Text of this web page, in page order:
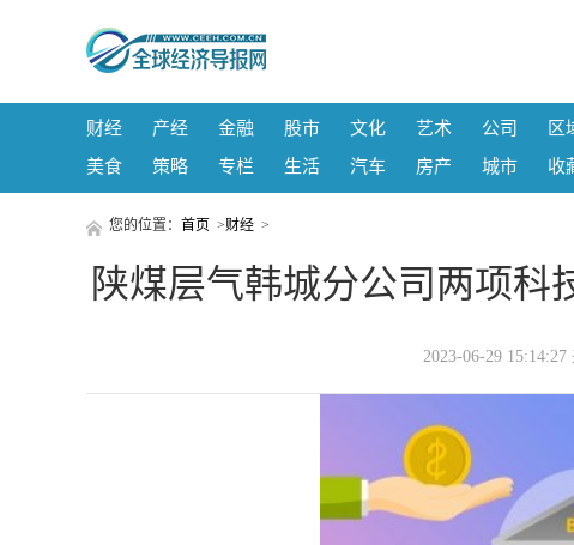
财经 产经 金融 股市 文化 艺术 公司 区
美食
策略 专栏 生活 汽车 房产 城市 收
您的位置： 首页 >财经 >
陕煤层气韩城分公司两项科
2023-06-29